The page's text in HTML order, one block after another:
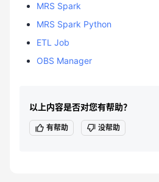
MRS Spark
MRS Spark Python
ETL Job
OBS Manager
以上内容是否对您有帮助？
有帮助 没帮助